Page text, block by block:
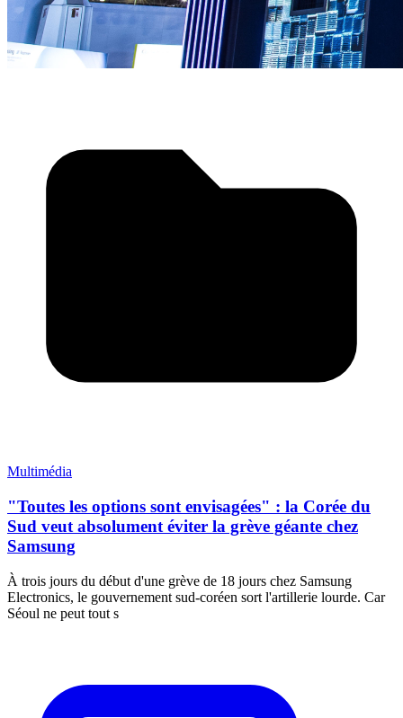
Multimédia
"Toutes les options sont envisagées" : la Corée du
Sud veut absolument éviter la grève géante chez
Samsung
À trois jours du début d'une grève de 18 jours chez Samsung
Electronics, le gouvernement sud-coréen sort l'artillerie lourde. Car
Séoul ne peut tout s